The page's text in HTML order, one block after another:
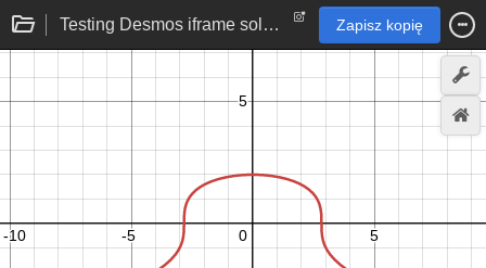
Testing Desmos iframe solution Zapisz kopię